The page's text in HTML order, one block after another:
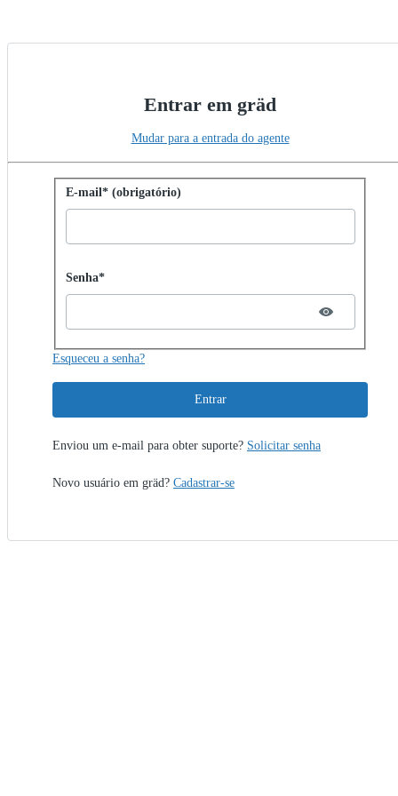
Entrar em gräd
Mudar para a entrada do agente
Entrar com senha
E-mail* (obrigatório)
Password hidden
Senha*
Esqueceu a senha?
Entrar
Enviou um e-mail para obter suporte? Solicitar senha
Novo usuário em gräd? Cadastrar-se